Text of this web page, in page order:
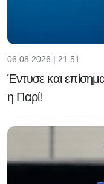
06.08.2026 | 21:51
Έντυσε και
η Παρί!